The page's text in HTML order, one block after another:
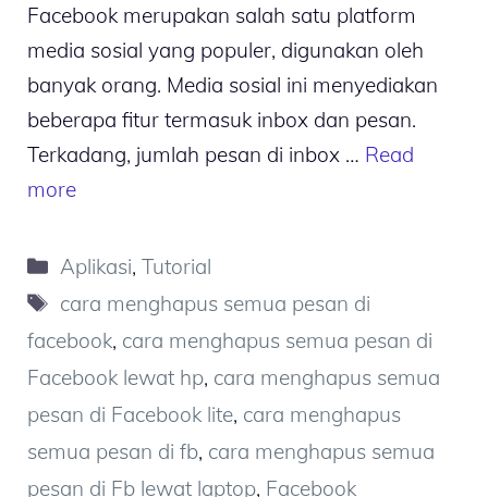
Facebook merupakan salah satu platform
media sosial yang populer, digunakan oleh
banyak orang. Media sosial ini menyediakan
beberapa fitur termasuk inbox dan pesan.
Terkadang, jumlah pesan di inbox … Read
more
Kategori
Aplikasi,Tutorial
Tag
cara menghapus semua pesan di
facebook, cara menghapus semua pesan di
Facebook lewat hp, cara menghapus semua
pesan di Facebook lite, cara menghapus
semua pesan di fb, cara menghapus semua
pesan di Fb lewat laptop, Facebook